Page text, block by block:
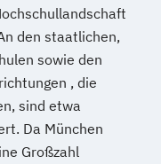
den staatlichen,
sowie den
, die
sind etwa
Da München
Großzahl